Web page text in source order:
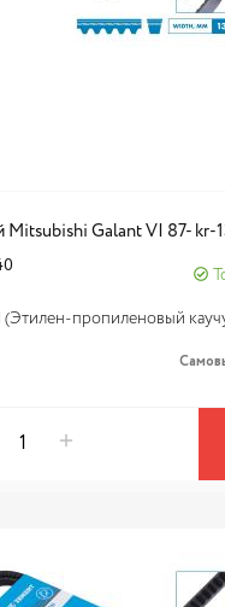
Mitsubishi Galant VI 87- kr-
(Этилен-пропиленовый